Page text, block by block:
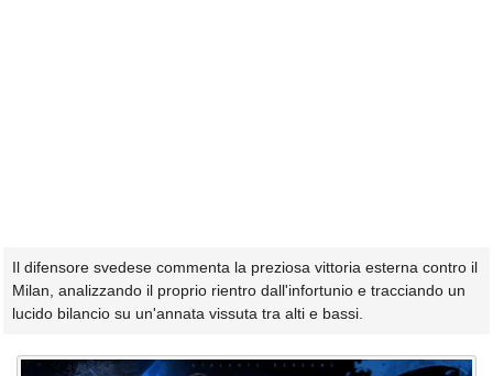
Il difensore svedese commenta la preziosa vittoria esterna contro il
Milan, analizzando il proprio rientro dall'infortunio e tracciando un
lucido bilancio su un'annata vissuta tra alti e bassi.